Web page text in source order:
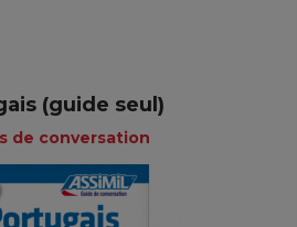
(guide seul)
de conversation